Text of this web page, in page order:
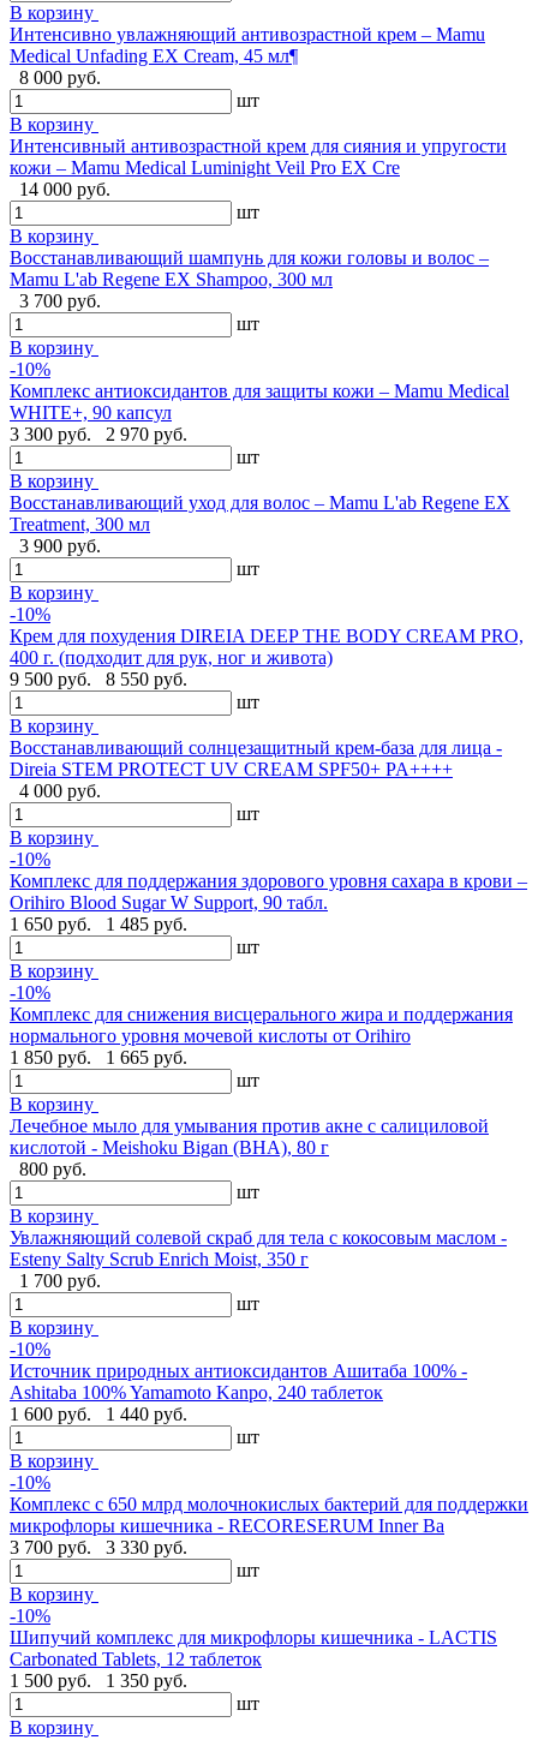
В корзину
Интенсивно увлажняющий антивозрастной крем – Mamu
Medical Unfading EX Cream, 45 мл¶
8 000 руб.
шт
В корзину
Интенсивный антивозрастной крем для сияния и упругости
кожи – Mamu Medical Luminight Veil Pro EX Cre
14 000 руб.
шт
В корзину
Восстанавливающий шампунь для кожи головы и волос –
Mamu L'ab Regene EX Shampoo, 300 мл
3 700 руб.
шт
В корзину
-10%
Комплекс антиоксидантов для защиты кожи – Mamu Medical
WHITE+, 90 капсул
3 300 руб.
2 970 руб.
шт
В корзину
Восстанавливающий уход для волос – Mamu L'ab Regene EX
Treatment, 300 мл
3 900 руб.
шт
В корзину
-10%
Крем для похудения DIREIA DEEP THE BODY CREAM PRO,
400 г. (подходит для рук, ног и живота)
9 500 руб.
8 550 руб.
шт
В корзину
Восстанавливающий солнцезащитный крем-база для лица -
Direia STEM PROTECT UV CREAM SPF50+ PA++++
4 000 руб.
шт
В корзину
-10%
Комплекс для поддержания здорового уровня сахара в крови –
Orihiro Blood Sugar W Support, 90 табл.
1 650 руб.
1 485 руб.
шт
В корзину
-10%
Комплекс для снижения висцерального жира и поддержания
нормального уровня мочевой кислоты от Orihiro
1 850 руб.
1 665 руб.
шт
В корзину
Лечебное мыло для умывания против акне с салициловой
кислотой - Meishoku Bigan (BHA), 80 г
800 руб.
шт
В корзину
Увлажняющий солевой скраб для тела с кокосовым маслом -
Esteny Salty Scrub Enrich Moist, 350 г
1 700 руб.
шт
В корзину
-10%
Источник природных антиоксидантов Ашитаба 100% -
Ashitaba 100% Yamamoto Kanpo, 240 таблеток
1 600 руб.
1 440 руб.
шт
В корзину
-10%
Комплекс с 650 млрд молочнокислых бактерий для поддержки
микрофлоры кишечника - RECORESERUM Inner Ba
3 700 руб.
3 330 руб.
шт
В корзину
-10%
Шипучий комплекс для микрофлоры кишечника - LACTIS
Carbonated Tablets, 12 таблеток
1 500 руб.
1 350 руб.
шт
В корзину